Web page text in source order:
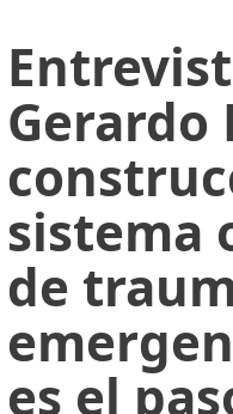
Gerardo
sistema
de
es el